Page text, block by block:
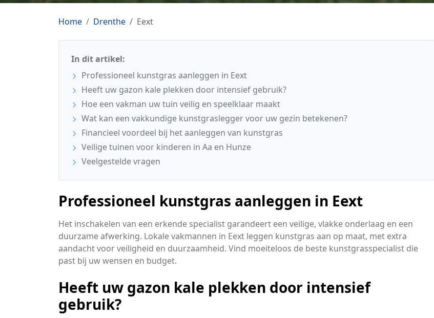
Home Drenthe Eext
In dit artikel:
Professioneel kunstgras aanleggen in Eext
Heeft uw gazon kale plekken door intensief gebruik?
Hoe een vakman uw tuin veilig en speelklaar maakt
Wat kan een vakkundige kunstgraslegger voor uw gezin betekenen?
Financieel voordeel bij het aanleggen van kunstgras
Veilige tuinen voor kinderen in Aa en Hunze
Veelgestelde vragen
Professioneel kunstgras aanleggen in Eext
Het inschakelen van een erkende specialist garandeert een veilige, vlakke onderlaag en een
duurzame afwerking. Lokale vakmannen in Eext leggen kunstgras aan op maat, met extra
aandacht voor veiligheid en duurzaamheid. Vind moeiteloos de beste kunstgrasspecialist die
past bij uw wensen en budget.
Heeft uw gazon kale plekken door intensief
gebruik?